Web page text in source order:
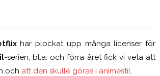
har plockat upp många licenser för
-serien, bl.a. och förra året fick vi veta att
och att den skulle göras i animestil.